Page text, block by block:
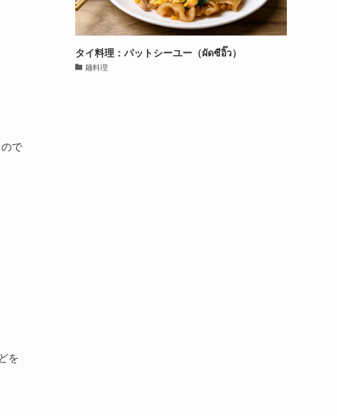
で
を
タイ料理：パットシーユー（ผัดซีอิ๊ว）
麺料理